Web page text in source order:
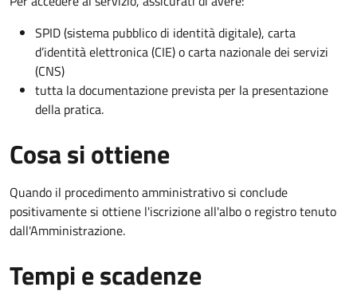
SPID (sistema pubblico di identità digitale), carta
d’identità elettronica (CIE) o carta nazionale dei servizi
(CNS)
tutta la documentazione prevista per la presentazione
della pratica.
Cosa si ottiene
Quando il procedimento amministrativo si conclude
positivamente si ottiene l'iscrizione all'albo o registro tenuto
dall'Amministrazione.
Tempi e scadenze